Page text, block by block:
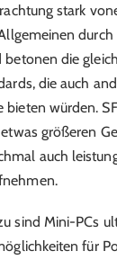
stark
betonen die
die auch
bieten würden.
größeren
auch
sind Mini-PCs
für